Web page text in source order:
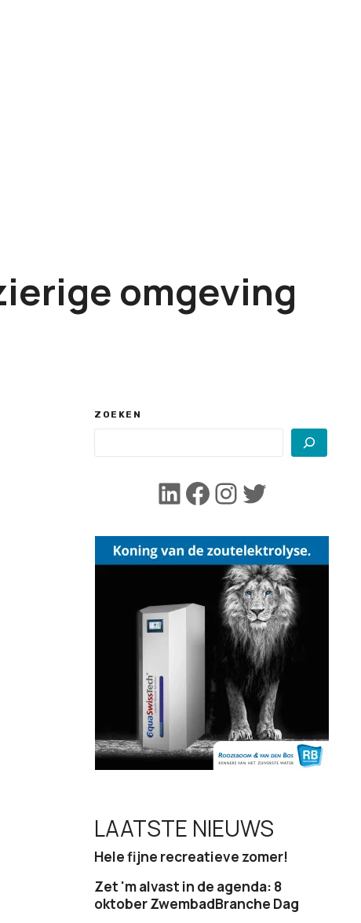
omgeving
ZOEKEN
LinkedIn Facebook Instagram Twitter
LAATSTE NIEUWS
Hele fijne recreatieve zomer!
Zet 'm alvast in de agenda: 8
oktober ZwembadBranche Dag